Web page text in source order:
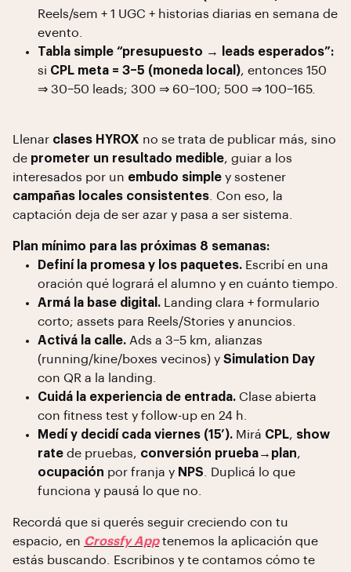
Reels/sem + 1 UGC + historias diarias en semana de
evento.
Tabla simple “presupuesto → leads esperados”:
si CPL meta = 3–5 (moneda local), entonces 150
⇒ 30–50 leads; 300 ⇒ 60–100; 500 ⇒ 100–165.
Llenar clases HYROX no se trata de publicar más, sino
de prometer un resultado medible, guiar a los
interesados por un embudo simple y sostener
campañas locales consistentes . Con eso, la
captación deja de ser azar y pasa a ser sistema.
Plan mínimo para las próximas 8 semanas:
Definí la promesa y los paquetes. Escribí en una
oración qué logrará el alumno y en cuánto tiempo.
Armá la base digital. Landing clara + formulario
corto; assets para Reels/Stories y anuncios.
Activá la calle. Ads a 3–5 km, alianzas
(running/kine/boxes vecinos) y Simulation Day
con QR a la landing.
Cuidá la experiencia de entrada. Clase abierta
con fitness test y follow-up en 24 h.
Medí y decidí cada viernes (15’). Mirá CPL, show
rate de pruebas, conversión prueba→plan,
ocupación por franja y NPS . Duplicá lo que
funciona y pausá lo que no.
Recordá que si querés seguir creciendo con tu
espacio, en Crossfy Apptenemos la aplicación que
estás buscando. Escribinos y te contamos cómo te